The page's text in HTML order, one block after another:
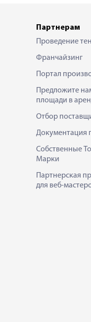
Партнерам
Проведение
Франчайзинг
Портал
Предложите
площади в
Отбор
Документация
Собственные
Марки
Партнерская
для веб-